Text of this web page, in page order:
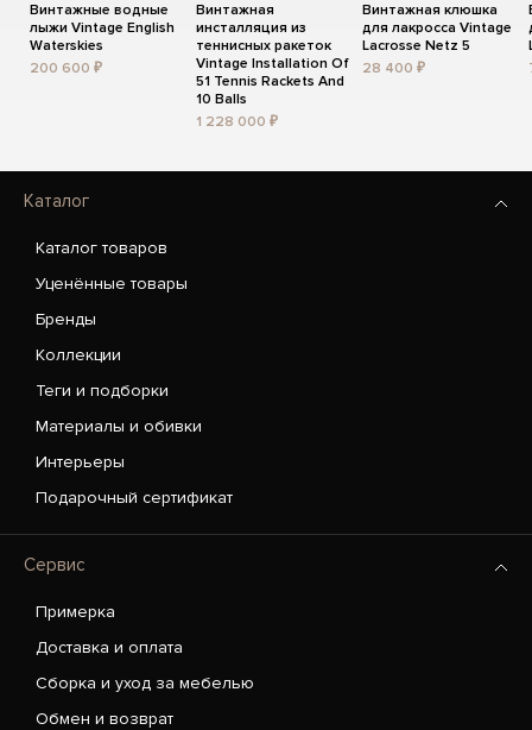
Винтажные водные
лыжи Vintage English
Waterskies
200 600 ₽
Винтажная
инсталляция из
теннисных ракеток
Vintage Installation Of
51 Tennis Rackets And
10 Balls
1 228 000 ₽
Винтажная клюшка
для лакросса Vintage
Lacrosse Netz 5
28 400 ₽
Каталог
Каталог товаров
Уценённые товары
Бренды
Коллекции
Теги и подборки
Материалы и обивки
Интерьеры
Подарочный сертификат
Сервис
Примерка
Доставка и оплата
Сборка и уход за мебелью
Обмен и возврат